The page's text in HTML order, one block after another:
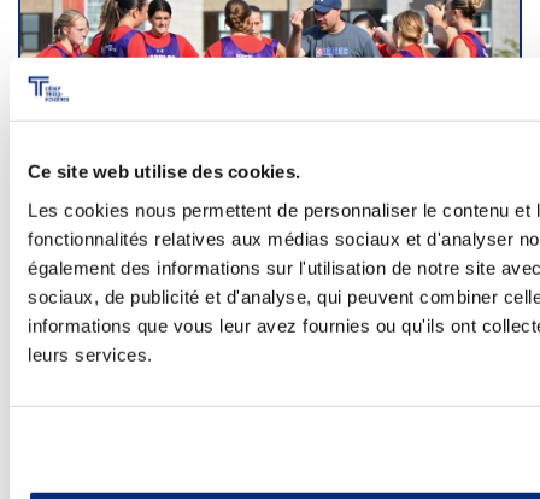
Ce site web utilise des cookies.
Les cookies nous permettent de personnaliser le contenu
fonctionnalités relatives aux médias sociaux et d'analyser
également des informations sur l'utilisation de notre site
sociaux, de publicité et d'analyse, qui peuvent combiner
informations que vous leur avez fournies ou qu'ils ont
leurs services.
Camps de printemps Diablos